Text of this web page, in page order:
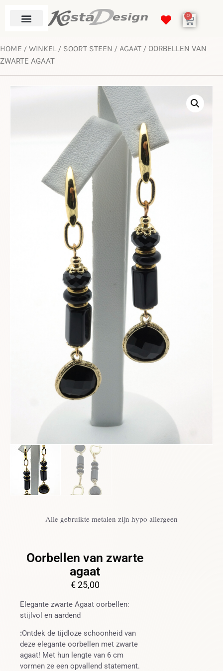
0
HOME / WINKEL/ SOORT STEEN / AGAAT / OORBELLEN VAN
ZWARTE AGAAT
Alle gebruikte metalen zijn hypo allergeen
Oorbellen van zwarte
agaat
€25,00
Elegante zwarte Agaat oorbellen:
stijlvol en aardend
:Ontdek de tijdloze schoonheid van
deze elegante oorbellen met zwarte
agaat! Met hun lengte van 6 cm
vormen ze een opvallend statement.